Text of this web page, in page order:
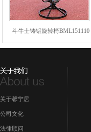
斗牛士铸铝旋转椅BML151110
关于馨宁居
公司文化
法律顾问